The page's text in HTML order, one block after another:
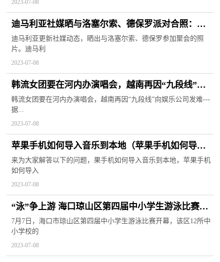
2023-07-08
迪马利亚社媒晒与洛塞尔索、德保罗派对合照：太
爱你们了
迪马利亚更新社媒动态，晒出与洛塞尔索、德保罗参加聚会的照
片。迪马利
2023-07-08
韩流女团要在河内办演唱会，越南再因“九段线”向
娱乐公司发难
韩流女团要在河内办演唱会，越南再因“九段线”向娱乐公司发难---
据...
2023-07-08
苹果手机如何导入音乐到本地（苹果手机如何导入
音乐）
来为大家解答以下的问题，果手机如何导入音乐到本地，苹果手机
如何导入
2023-07-08
“泳”争上游 海口琼山区第四届中小学生游泳比赛开
幕
7月7日，海口市琼山区第四届中小学生游泳比赛开幕，该区12所中
小学校的
2023-07-08